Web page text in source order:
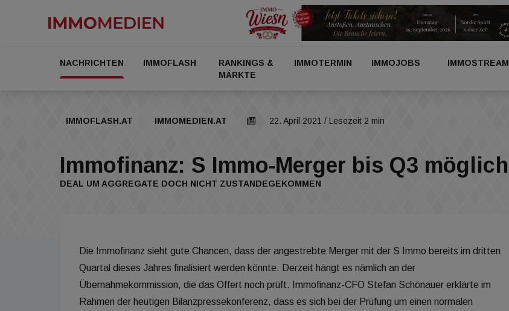
NACHRICHTEN IMMOFLASH
RANKINGS &
MÄRKTE
IMMOTERMIN IMMOJOBS IMMOSTREAM
IMMOFLASH.AT IMMOMEDIEN.AT 22. April 2021 / Lesezeit 2 min
Immofinanz: S Immo-Merger bis Q3 möglich
DEAL UM AGGREGATE DOCH NICHT ZUSTANDEGEKOMMEN
Die Immofinanz sieht gute Chancen, dass der angestrebte Merger mit der S Immo bereits im dritten
Quartal dieses Jahres finalisiert werden könnte. Derzeit hängt es nämlich an der
Übernahmekommission, die das Offert noch prüft. Immofinanz-CFO Stefan Schönauer erklärte im
Rahmen der heutigen Bilanzpressekonferenz, dass es sich bei der Prüfung um einen normalen